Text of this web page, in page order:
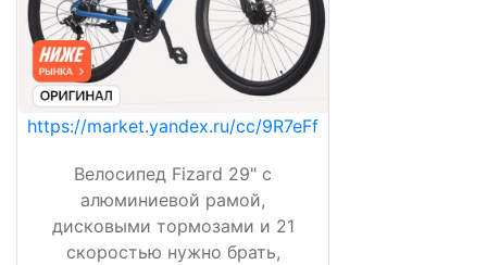
https://market.yandex.ru/cc/9R7eFf
Велосипед Fizard 29" с
алюминиевой рамой,
дисковыми тормозами и 21
скоростью нужно брать,